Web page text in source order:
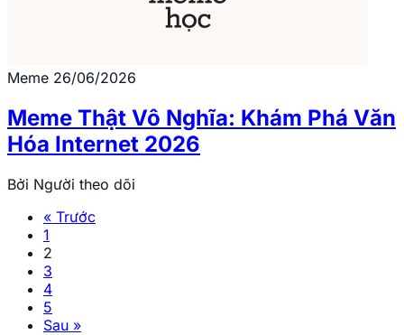
Meme 26/06/2026
Meme Thật Vô Nghĩa: Khám Phá Văn
Hóa Internet 2026
Bởi Người theo dõi
« Trước
1
2
3
4
5
Sau »